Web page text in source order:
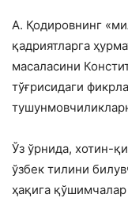
А. Қодировнинг
қадриятларга
масаласини
тўғрисидаги
Ўз ўрнида, хотин-
ўзбек тилини
ҳақига